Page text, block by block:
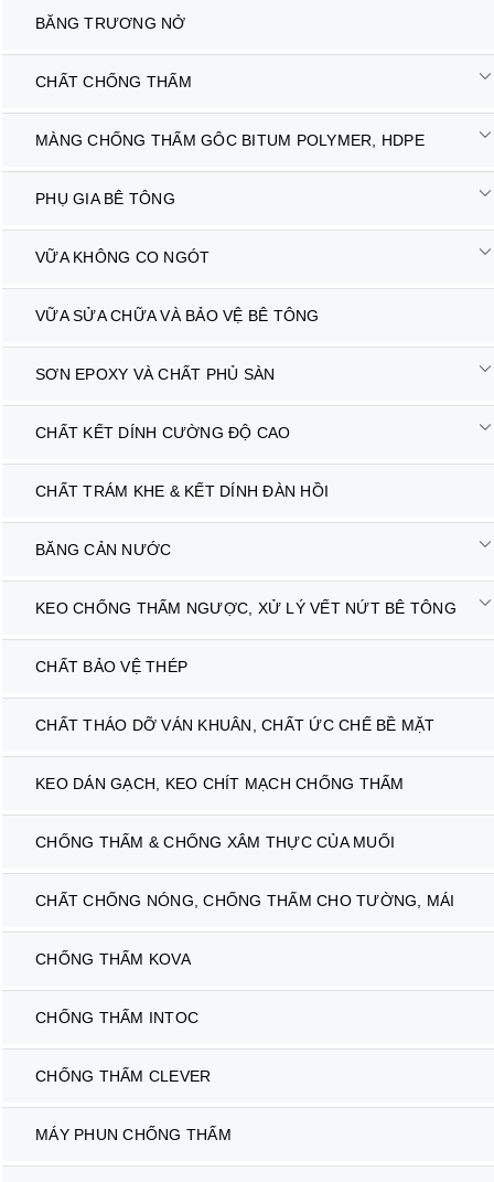
BĂNG TRƯƠNG NỞ
CHẤT CHỐNG THẤM
MÀNG CHỐNG THẤM GÔC BITUM POLYMER, HDPE
PHỤ GIA BÊ TÔNG
VỮA KHÔNG CO NGÓT
VỮA SỬA CHỮA VÀ BẢO VỆ BÊ TÔNG
SƠN EPOXY VÀ CHẤT PHỦ SÀN
CHẤT KẾT DÍNH CƯỜNG ĐỘ CAO
CHẤT TRÁM KHE & KẾT DÍNH ĐÀN HỒI
BĂNG CẢN NƯỚC
KEO CHỐNG THẤM NGƯỢC, XỬ LÝ VẾT NỨT BÊ TÔNG
CHẤT BẢO VỆ THÉP
CHẤT THÁO DỠ VÁN KHUÂN, CHẤT ỨC CHẾ BỀ MẶT
KEO DÁN GẠCH, KEO CHÍT MẠCH CHỐNG THẤM
CHỐNG THẤM & CHỐNG XÂM THỰC CỦA MUỐI
CHẤT CHỐNG NÓNG, CHỐNG THẤM CHO TƯỜNG, MÁI
CHỐNG THẤM KOVA
CHỐNG THẤM INTOC
CHỐNG THẤM CLEVER
MÁY PHUN CHỐNG THẤM